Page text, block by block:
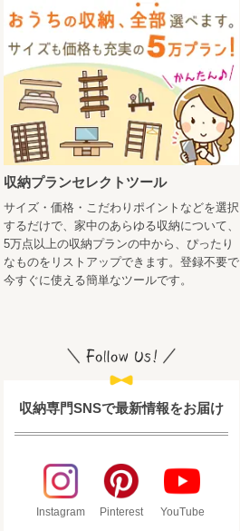
収納プランセレクトツール
サイズ・価格・こだわりポイントなどを選択
するだけで、家中のあらゆる収納について、
5万点以上の収納プランの中から、ぴったり
なものをリストアップできます。登録不要で
今すぐに使える簡単なツールです。
収納専門SNSで最新情報をお届け
Instagram Pinterest YouTube